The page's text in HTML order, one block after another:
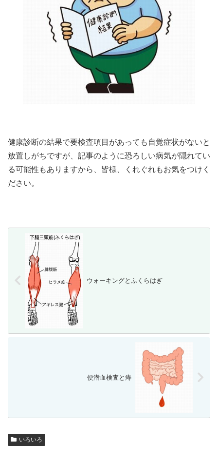
健康診断の結果で要検査項目があっても自覚症状がないと
放置しがちですが、記事のように恐ろしい病気が隠れてい
る可能性もありますから、皆様、くれぐれもお気をつけく
ださい。
ウォーキングとふくらはぎ
便潜血検査と痔
いろいろ